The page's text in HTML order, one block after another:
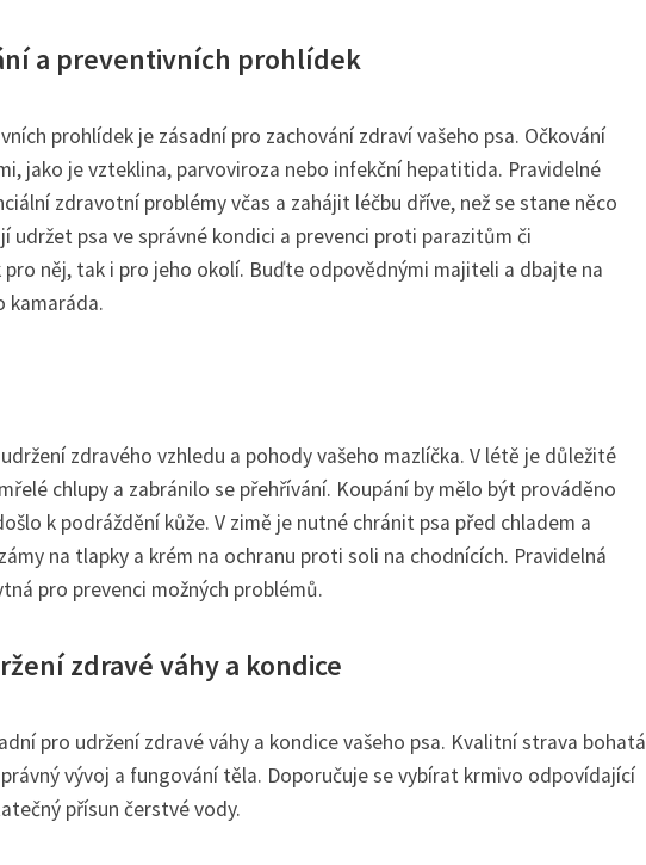
a preventivních prohlídek
prohlídek je zásadní pro zachování zdraví vašeho psa. Očkování
jako je vzteklina, parvoviroza nebo infekční hepatitida. Pravidelné
zdravotní problémy včas a zahájit léčbu dříve, než se stane něco
udržet psa ve správné kondici a prevenci proti parazitům či
něj, tak i pro jeho okolí. Buďte odpovědnými majiteli a dbajte na
kamaráda.
zdravého vzhledu a pohody vašeho mazlíčka. V létě je důležité
chlupy a zabránilo se přehřívání. Koupání by mělo být prováděno
k podráždění kůže. V zimě je nutné chránit psa před chladem a
na tlapky a krém na ochranu proti soli na chodnících. Pravidelná
pro prevenci možných problémů.
zdravé váhy a kondice
pro udržení zdravé váhy a kondice vašeho psa. Kvalitní strava bohatá
vývoj a fungování těla. Doporučuje se vybírat krmivo odpovídající
přísun čerstvé vody.